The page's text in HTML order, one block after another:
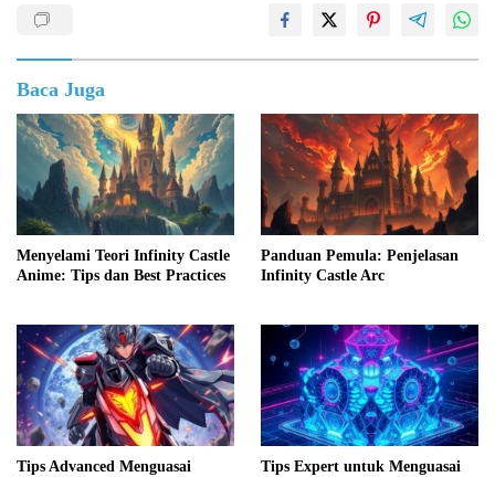
Baca Juga
Menyelami Teori Infinity Castle
Anime: Tips dan Best Practices
Panduan Pemula: Penjelasan
Infinity Castle Arc
Tips Advanced Menguasai
Tips Expert untuk Menguasai